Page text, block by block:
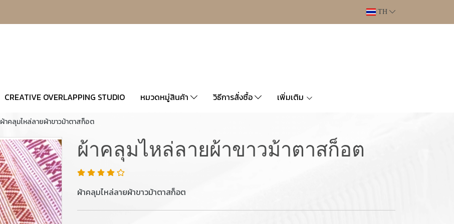
TH
CREATIVE OVERLAPPING STUDIO หมวดหมู่สินค้า วิธีการสั่งซื้อ เพิ่มเติม
ผ้าคลุมไหล่ลายผ้าขาวม้าตาสก็อต
ผ้าคลุมไหล่ลายผ้าขาวม้าตาสก็อต
ผ้าคลุมไหล่ลายผ้าขาวม้าตาสก็อต